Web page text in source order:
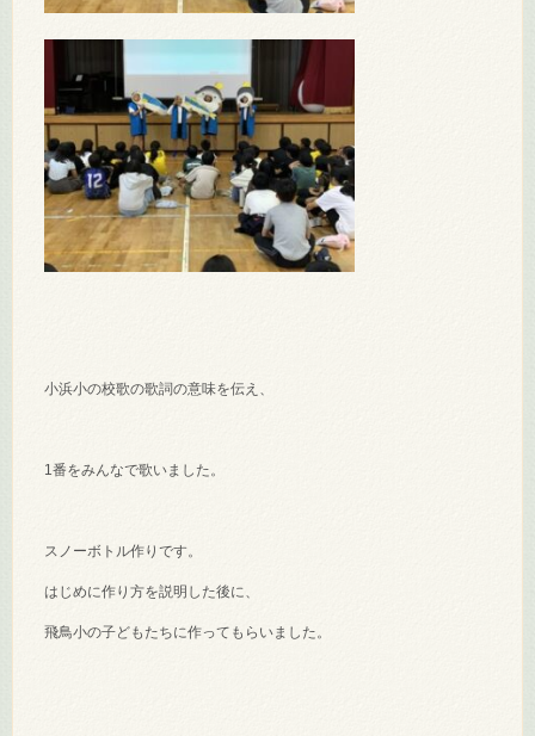
小浜小の校歌の歌詞の意味を伝え、
1番をみんなで歌いました。
スノーボトル作りです。
はじめに作り方を説明した後に、
飛鳥小の子どもたちに作ってもらいました。